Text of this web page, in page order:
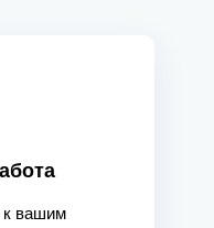
к вашим